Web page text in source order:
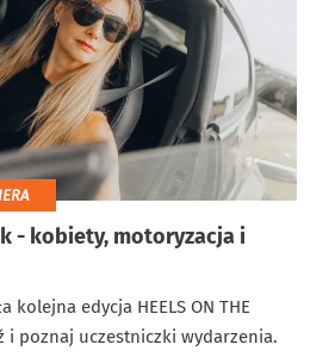
- kobiety, motoryzacja i
kolejna edycja HEELS ON THE
i poznaj uczestniczki wydarzenia.